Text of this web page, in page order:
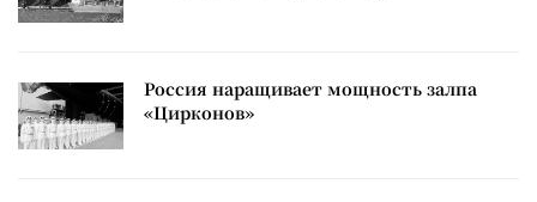
Россия наращивает мощность залпа
«Цирконов»